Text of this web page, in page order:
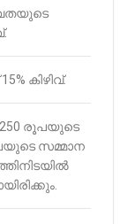
കിഴിവ്.
രൂപയുടെ
സമ്മാന